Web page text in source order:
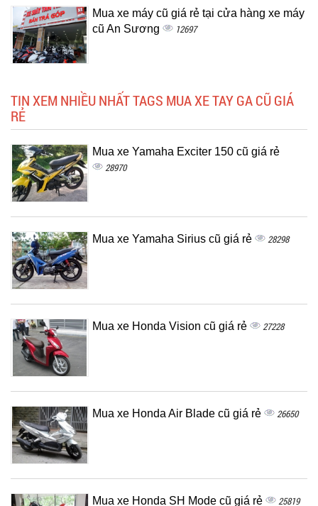
Mua xe máy cũ giá rẻ tại cửa hàng xe máy
cũ An Sương
12697
TIN XEM NHIỀU NHẤT TAGS MUA XE TAY GA CŨ GIÁ
RẺ
Mua xe Yamaha Exciter 150 cũ giá rẻ
28970
Mua xe Yamaha Sirius cũ giá rẻ 28298
Mua xe Honda Vision cũ giá rẻ 27228
Mua xe Honda Air Blade cũ giá rẻ 26650
Mua xe Honda SH Mode cũ giá rẻ 25819